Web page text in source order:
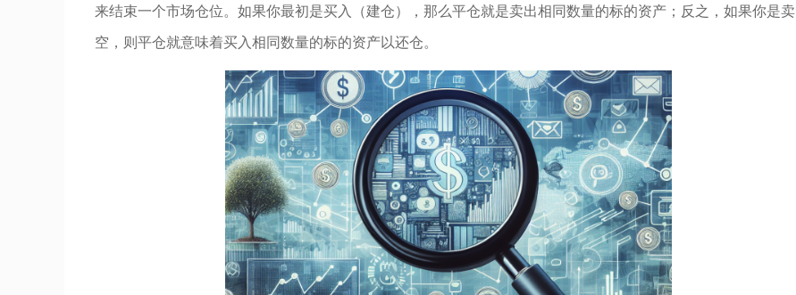
来结束一个市场仓位。如果你最初是买入（建仓），那么平仓就是卖出相同数量的标的资产；反之，如果你是卖
空，则平仓就意味着买入相同数量的标的资产以还仓。